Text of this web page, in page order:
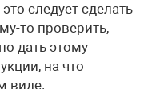
следует сделать
то проверить,
дать этому
на что
виде.